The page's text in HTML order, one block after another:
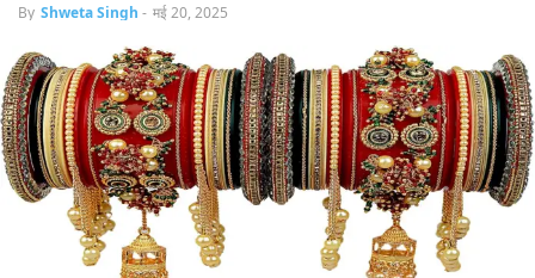
By Shweta Singh - मई 20, 2025